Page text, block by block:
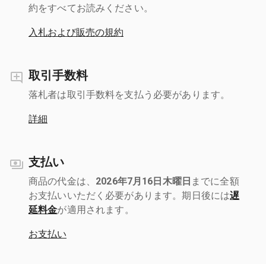
約をすべてお読みください。
入札および販売の規約
取引手数料
落札者は取引手数料を支払う必要があります。
詳細
支払い
商品の代金は、 2026年7月16日木曜日 までに全額
お支払いいただく必要があります。期日後には遅
延料金が適用されます。
お支払い